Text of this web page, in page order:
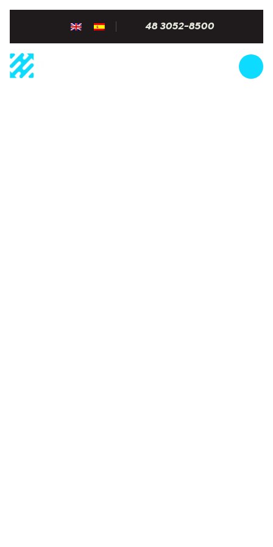
48 3052-8500